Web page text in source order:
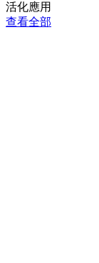
活化應用
查看全部